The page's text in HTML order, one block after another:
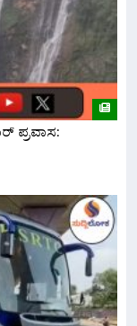
ಪ್ರವಾಸ: